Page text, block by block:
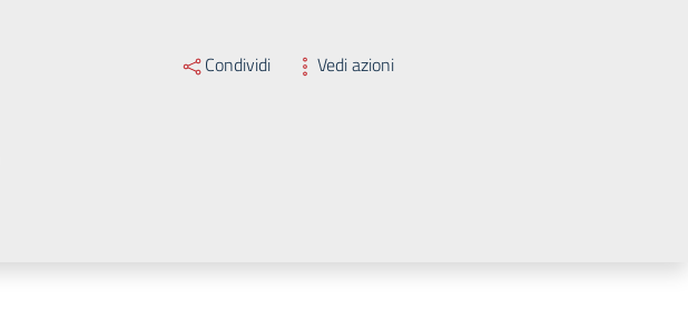
Condividi Vedi azioni